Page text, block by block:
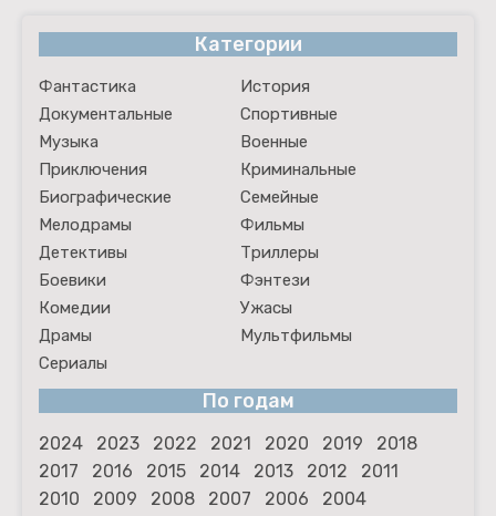
Категории
Фантастика
История
Документальные
Спортивные
Музыка
Военные
Приключения
Криминальные
Биографические
Семейные
Мелодрамы
Фильмы
Детективы
Триллеры
Боевики
Фэнтези
Комедии
Ужасы
Драмы
Мультфильмы
Сериалы
По годам
2024 2023 2022 2021 2020 2019
2018
2017
2016 2015 2014 2013 2012
2011
2010
2009 2008 2007 2006 2004